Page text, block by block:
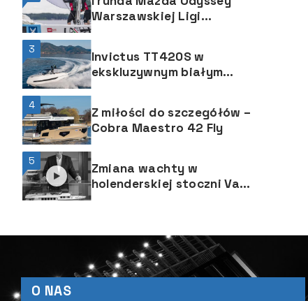
Warszawskiej Ligi
Żeglarskiej 2025
3
Invictus TT420S w
ekskluzywnym białym
kolorze Vogue
4
Z miłości do szczegółów –
Cobra Maestro 42 Fly
5
Zmiana wachty w
holenderskiej stoczni Van
der Valk Shipyard
O NAS